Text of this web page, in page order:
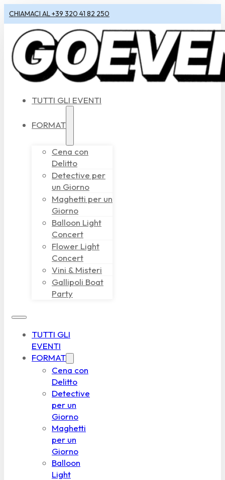
CHIAMACI AL +39 320 41 82 250
TUTTI GLI EVENTI
FORMAT
Cena con
Delitto
Detective per
un Giorno
Maghetti per un
Giorno
Balloon Light
Concert
Flower Light
Concert
Vini & Misteri
Gallipoli Boat
Party
TUTTI GLI
EVENTI
FORMAT
Cena con
Delitto
Detective
per un
Giorno
Maghetti
per un
Giorno
Balloon
Light